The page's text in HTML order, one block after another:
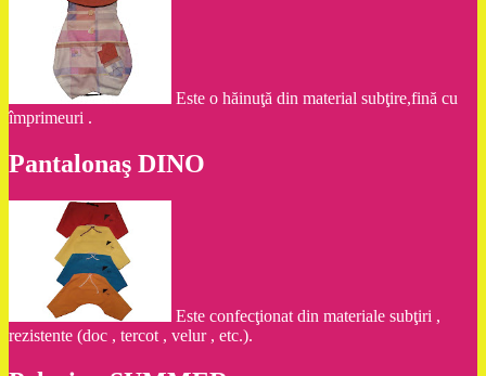
Este o hăinuţă din material subţire,fină cu
împrimeuri .
Pantalonaş DINO
Este confecţionat din materiale subţiri ,
rezistente (doc , tercot , velur , etc.).